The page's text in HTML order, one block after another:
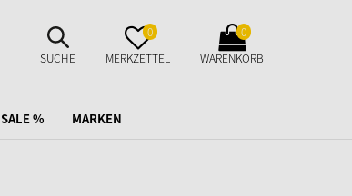
SUCHE
AUFKLAPPEN
SUCHE
MERKZETTEL
AUFKLAPPEN
0
MERKZETTEL
WARENKORB
AUFKLAPPEN
0
WARENKORB
SALE % MARKEN